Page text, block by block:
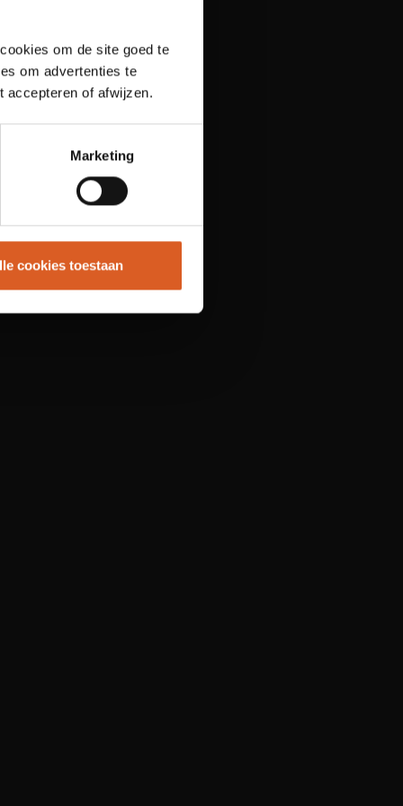
om de site goed te
om advertenties te
accepteren of afwijzen.
Marketing
cookies toestaan